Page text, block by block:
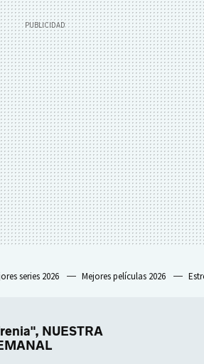
series 2026 Mejores películas 2026
NUESTRA